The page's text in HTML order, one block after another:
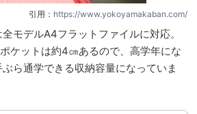
引用： https://www.yokoyamakaban.com/
モデルA4フラットファイルに対応。
ケットは約4㎝あるので、高学年にな
ら通学できる収納容量になっていま